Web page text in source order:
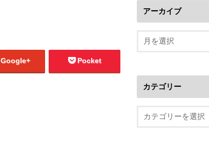
Google+ Pocket
アーカイブ
カテゴリー